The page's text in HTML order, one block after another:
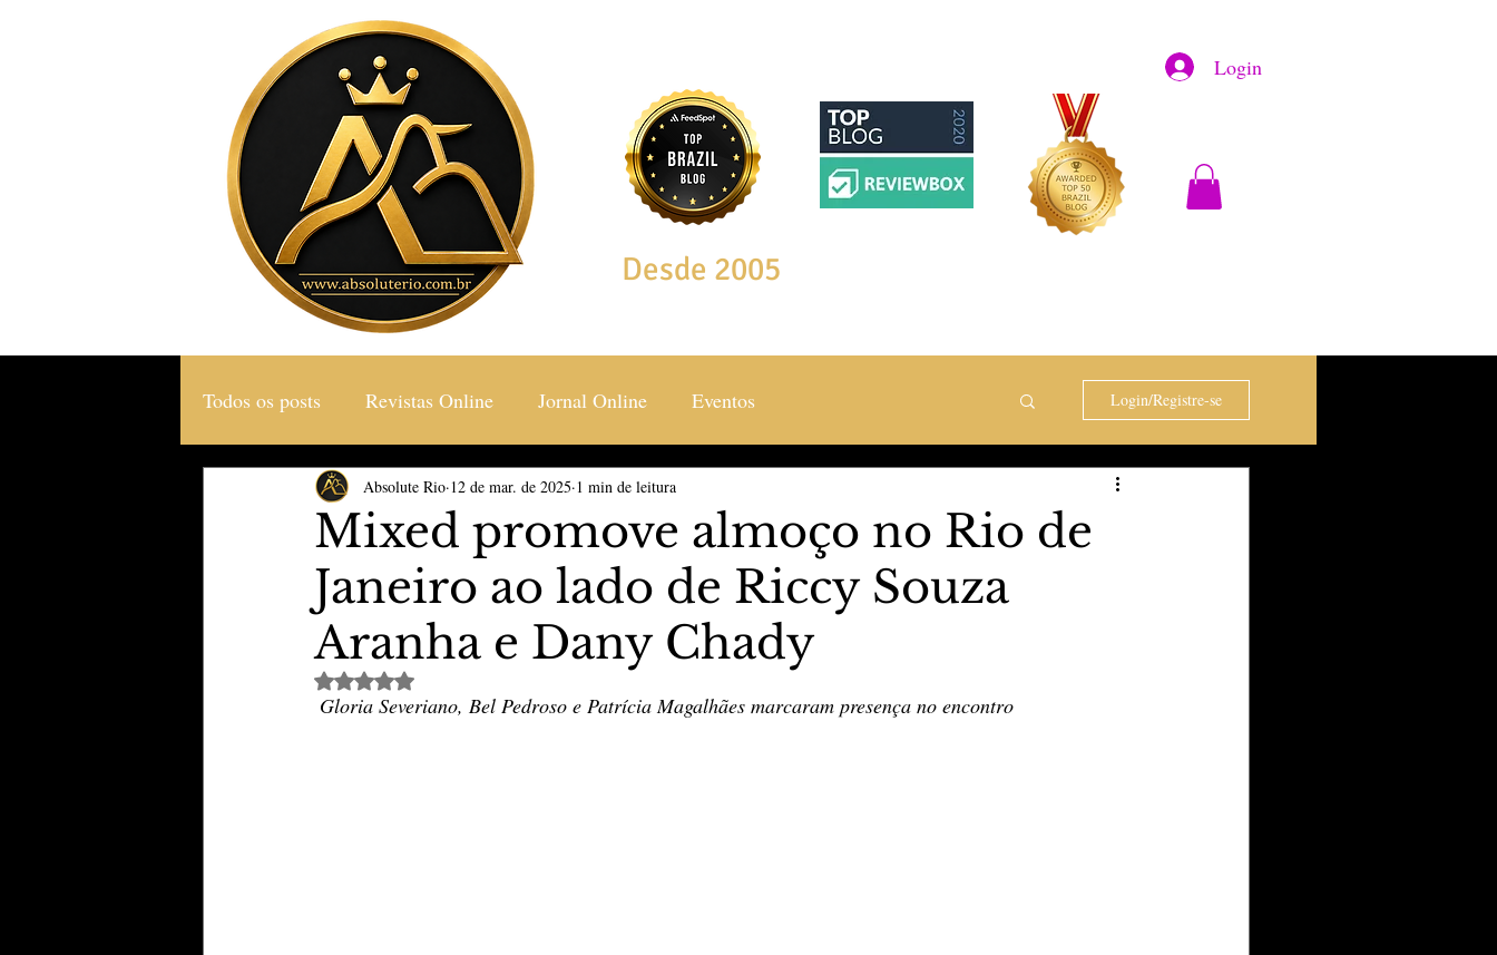
Login
Desde 2005
Todos os posts Revistas Online Jornal Online Eventos
Gastronomia & Turismo Social & Estilos Saúde & Bem Estar
TheVipClubBusiness Revistas The Vip Club Business Marujo Carioca
Educação & Tecnologia Esporte & Lazer Carnaval São Paulo
Login/Registre-se
Mixed promove almoço no Rio de
Janeiro ao lado de Riccy Souza
Aranha e Dany Chady
Absolute Rio 12 de mar. de 2025 1 min de leitura
Avaliado com NaN de 5 estrelas.
Gloria Severiano, Bel Pedroso e Patrícia Magalhães marcaram presença no encontro